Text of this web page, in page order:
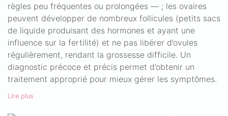
règles peu fréquentes ou prolongées — ; les ovaires
peuvent développer de nombreux follicules (petits sacs
de liquide produisant des hormones et ayant une
influence sur la fertilité) et ne pas libérer d’ovules
régulièrement, rendant la grossesse difficile. Un
diagnostic précoce et précis permet d’obtenir un
traitement approprié pour mieux gérer les symptômes.
Lire plus